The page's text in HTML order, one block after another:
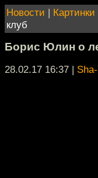
Новости | Картинки
клуб
Борис Юлин о
28.02.17 16:37 |